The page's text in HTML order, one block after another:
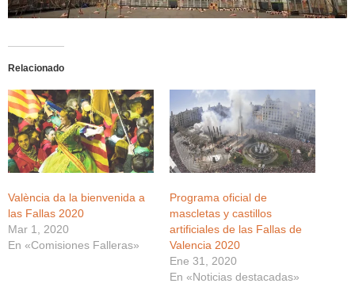
Relacionado
València da la bienvenida a
las Fallas 2020
Mar 1, 2020
En «Comisiones Falleras»
Programa oficial de
mascletas y castillos
artificiales de las Fallas de
Valencia 2020
Ene 31, 2020
En «Noticias destacadas»